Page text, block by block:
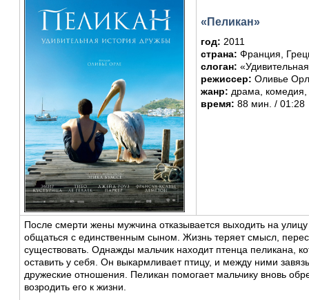
«Пеликан»
год: 2011
страна: Франция,
слоган:
режиссер: Оливье
жанр: драма,
время: 88 мин. / 01:28
После смерти жены мужчина отказывается выходить на
общаться с единственным сыном. Жизнь теряет смысл,
существовать. Однажды мальчик находит птенца пеликана,
оставить у себя. Он выкармливает птицу, и между ними
дружеские отношения. Пеликан помогает мальчику вновь
возродить его к жизни.